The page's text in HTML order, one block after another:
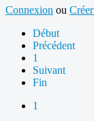
Connexion ou
Début
Précédent
1
Suivant
Fin
1